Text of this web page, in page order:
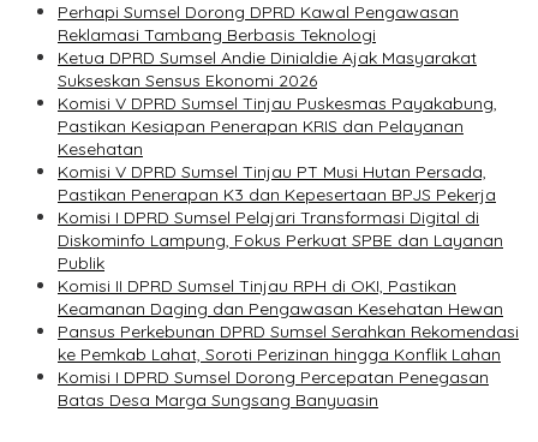
Perhapi Sumsel Dorong DPRD Kawal Pengawasan
Reklamasi Tambang Berbasis Teknologi
Ketua DPRD Sumsel Andie Dinialdie Ajak Masyarakat
Sukseskan Sensus Ekonomi 2026
Komisi V DPRD Sumsel Tinjau Puskesmas Payakabung,
Pastikan Kesiapan Penerapan KRIS dan Pelayanan
Kesehatan
Komisi V DPRD Sumsel Tinjau PT Musi Hutan Persada,
Pastikan Penerapan K3 dan Kepesertaan BPJS Pekerja
Komisi I DPRD Sumsel Pelajari Transformasi Digital di
Diskominfo Lampung, Fokus Perkuat SPBE dan Layanan
Publik
Komisi II DPRD Sumsel Tinjau RPH di OKI, Pastikan
Keamanan Daging dan Pengawasan Kesehatan Hewan
Pansus Perkebunan DPRD Sumsel Serahkan Rekomendasi
ke Pemkab Lahat, Soroti Perizinan hingga Konflik Lahan
Komisi I DPRD Sumsel Dorong Percepatan Penegasan
Batas Desa Marga Sungsang Banyuasin